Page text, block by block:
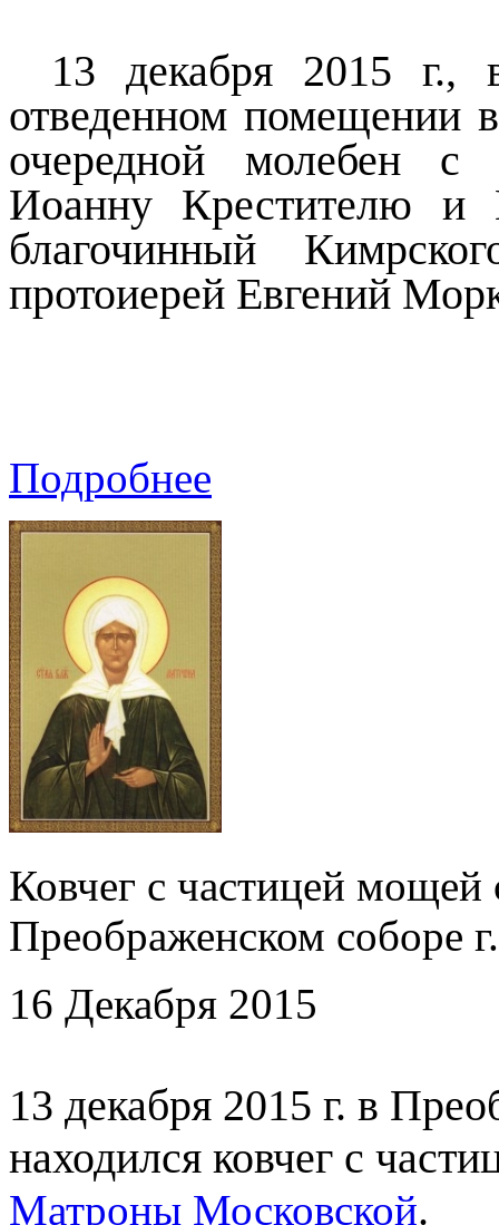
13 декабря 2015 г.,
отведенном помещении
очередной молебен с
Иоанну Крестителю и
благочинный
протоиерей Евгений
Подробнее
Ковчег с частицей
Преображенском соборе
16 Декабря 2015
13 декабря 2015 г. в
находился ковчег с
Матроны Московской.